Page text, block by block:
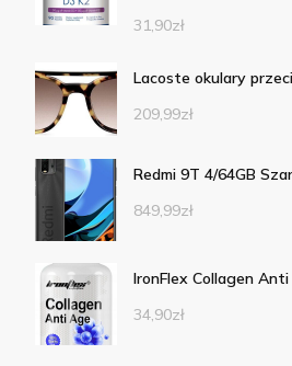
31,90zł
Lacoste okulary
209,99zł
Redmi 9T 4/64GB
849,99zł
IronFlex Collagen
34,90zł